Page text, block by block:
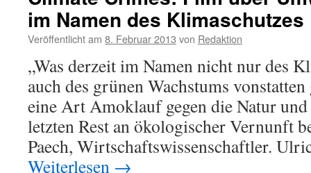
Deutschland:
Was
liegt
„Barrier
Reef“
oder
„Weltnaturerbe
Wattenmeer“?
im Namen des Klimaschutzes
Veröffentlicht am 8. Februar 2013 von Redaktion
„Was derzeit im Namen nicht nur des
auch des grünen Wachstums
eine Art Amoklauf gegen die Natur und
letzten Rest an ökologischer Vernunft
Paech, Wirtschaftswissenschaftler.
Weiterlesen →